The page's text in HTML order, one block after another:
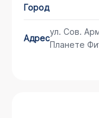
Город
Адрес
ул. Сов.
Планете